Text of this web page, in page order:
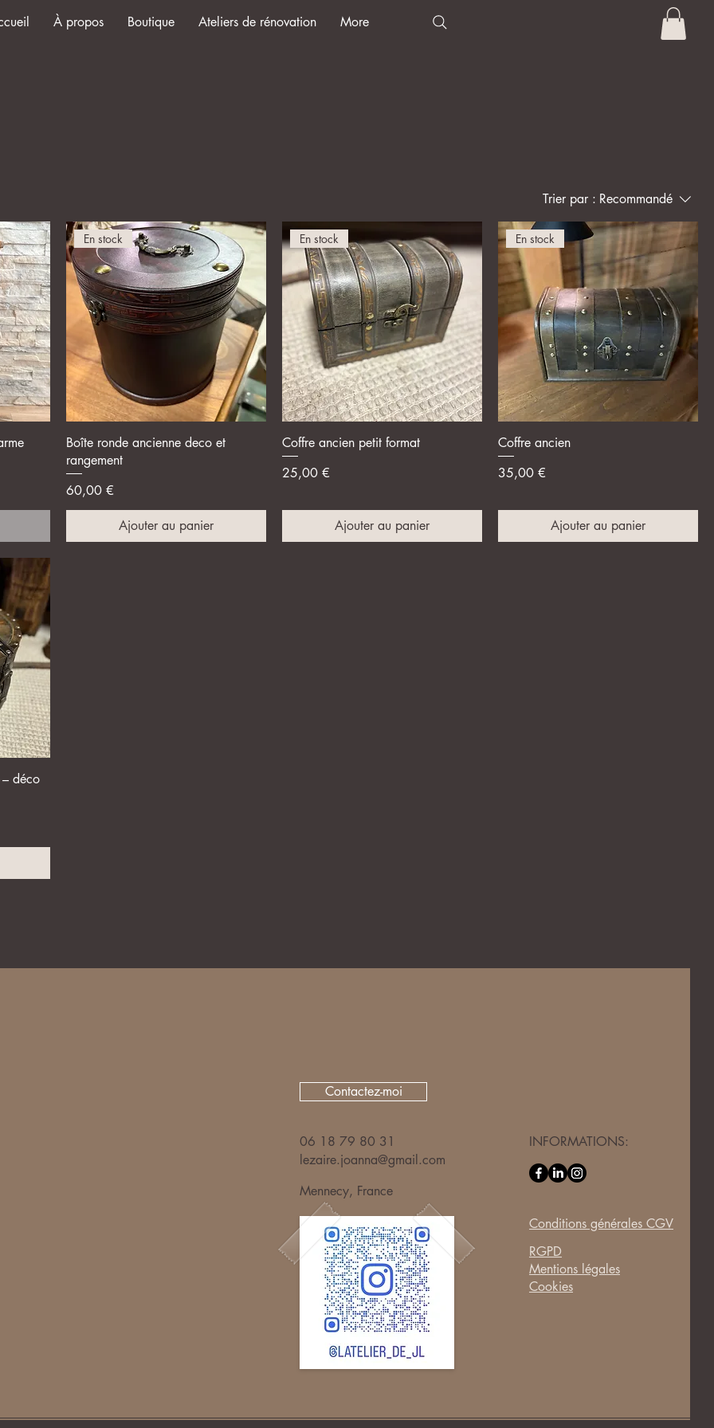
À propos Boutique Ateliers de rénovation More
Trier par : Recommandé
Aperçu rapide
En stock
Boîte ronde ancienne deco et
rangement
Prix
60,00 €
Ajouter au panier
Aperçu rapide
En stock
Coffre ancien petit format
Prix
25,00 €
Ajouter au panier
Aperçu rapide
En stock
Coffre ancien
Prix
35,00 €
Ajouter au panier
déco
Contactez-moi
06 18 79 80 31
lezaire.joanna@gmail.com
Mennecy, France
INFORMATIONS:​
Conditions générales CGV
RGPD
Mentions légales
Cookies